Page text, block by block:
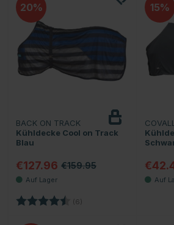
20
BACK ON TRACK
Kühldecke Cool on Track
Blau
€127.96 €159.95
Bewertung: (6)
15